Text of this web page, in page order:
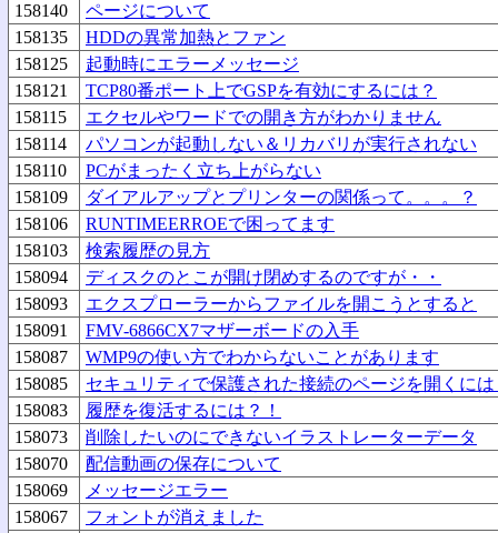
158140
ページについて
158135
HDDの異常加熱とファン
158125
起動時にエラーメッセージ
158121
TCP80番ポート上でGSPを有効にするには？
158115
エクセルやワードでの開き方がわかりません
158114
パソコンが起動しない＆リカバリが実行されない
158110
PCがまったく立ち上がらない
158109
ダイアルアップとプリンターの関係って。。。？
158106
RUNTIMEERROEで困ってます
158103
検索履歴の見方
158094
ディスクのとこが開け閉めするのですが・・
158093
エクスプローラーからファイルを開こうとすると
158091
FMV-6866CX7マザーボードの入手
158087
WMP9の使い方でわからないことがあります
158085
セキュリティで保護された接続のページを開くには
158083
履歴を復活するには？！
158073
削除したいのにできないイラストレーターデータ
158070
配信動画の保存について
158069
メッセージエラー
158067
フォントが消えました